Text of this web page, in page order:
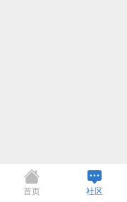
首页 社区